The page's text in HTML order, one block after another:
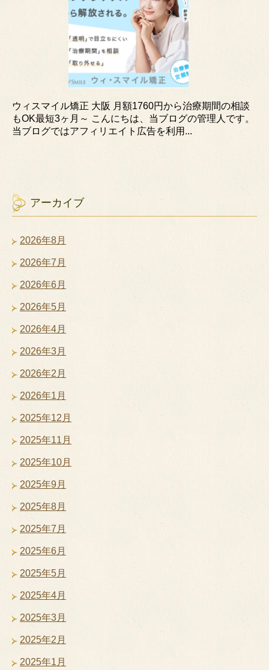
ウィスマイル矯正 大阪 月額1760円から治療期間の相談
もOK最短3ヶ月～ こんにちは、当ブログの管理人です。
当ブログではアフィリエイト広告を利用...
アーカイブ
2026年8月
2026年7月
2026年6月
2026年5月
2026年4月
2026年3月
2026年2月
2026年1月
2025年12月
2025年11月
2025年10月
2025年9月
2025年8月
2025年7月
2025年6月
2025年5月
2025年4月
2025年3月
2025年2月
2025年1月